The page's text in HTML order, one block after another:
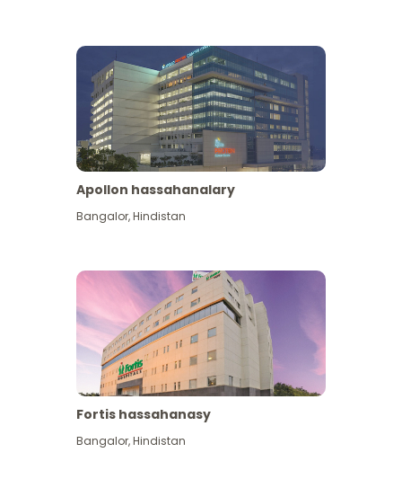
Has giňişleýin gör
Apollon hassahanalary
Bangalor,Hindistan
Fortis hassahanasy
Bangalor,Hindistan